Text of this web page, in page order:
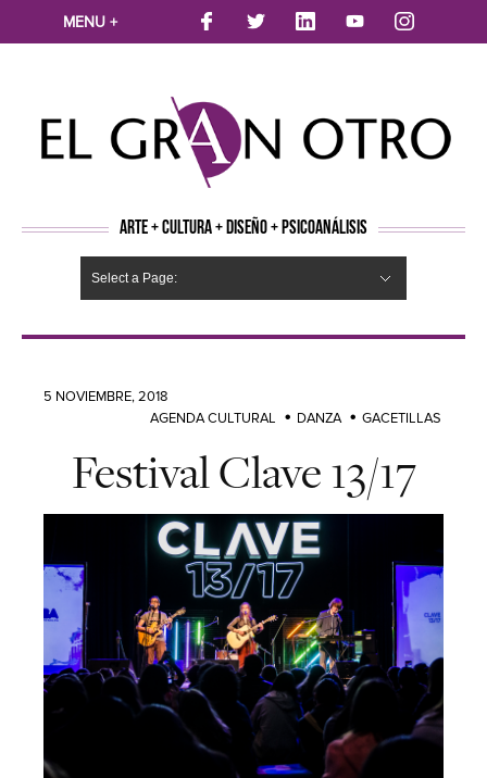
MENU +
ARTE + CULTURA + DISEÑO + PSICOANÁLISIS
Select a Page:
5 NOVIEMBRE, 2018
AGENDA CULTURAL
DANZA GACETILLAS
Festival Clave 13/17